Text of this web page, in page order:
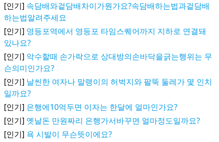
[인기] 속담배와겉담배차이가뭔가요?속담배하는법과겉담배
하는법알려주세요
[인기] 영등포역에서 영등포 타임스퀘어까지 지하로 연결돼
있나요?
[인기] 악수할때 손가락으로 상대방의손바닥을긁는행위는 무
슨의미인가요?
[인기] 날씬한 여자나 말랭이의 허벅지와 팔뚝 둘레가 몇 인치
일까요?
[인기] 은행에10억두면 이자는 한달에 얼마인가요?
[인기] 옛날돈 만원짜리 은행가서바꾸면 얼마정도일까요?
[인기] 욕 시발이 무슨뜻이에요?